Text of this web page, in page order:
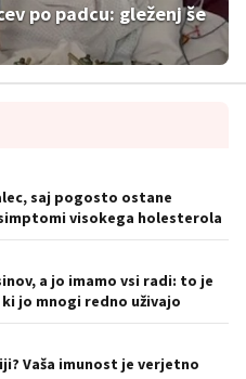
po padcu: gleženj še
saj pogosto ostane
visokega holesterola
a jo imamo vsi radi: to je
jo mnogi redno uživajo
Vaša imunost je verjetno